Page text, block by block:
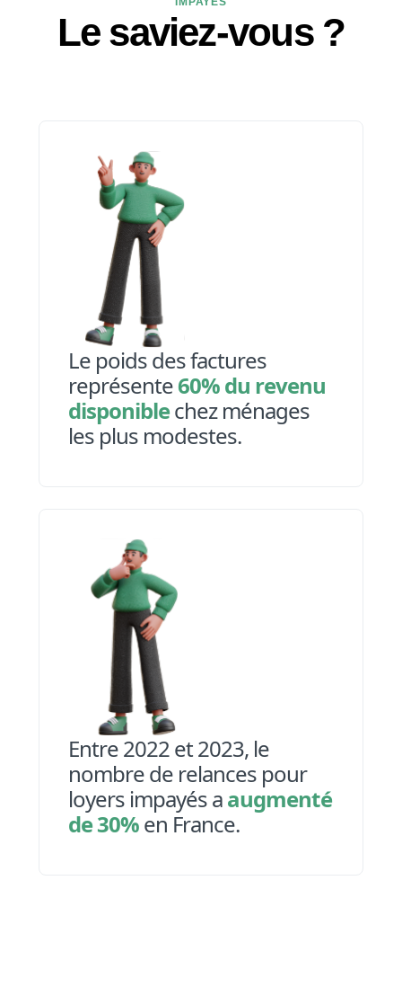
Le saviez-vous ?
Le poids des factures
représente60% du revenu
disponiblechez ménages
les plus modestes.
Entre 2022 et 2023, le
nombre de relances pour
loyers impayés aaugmenté
de 30%en France.